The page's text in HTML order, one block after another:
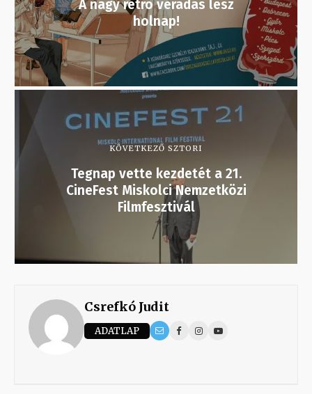
A nagy retró véradás lesz
holnap!
KÖVETKEZŐ SZTORI
Tegnap vette kezdetét a 21.
CineFest Miskolci Nemzetközi
Filmfesztivál
Csrefkó Judit
ADATLAP